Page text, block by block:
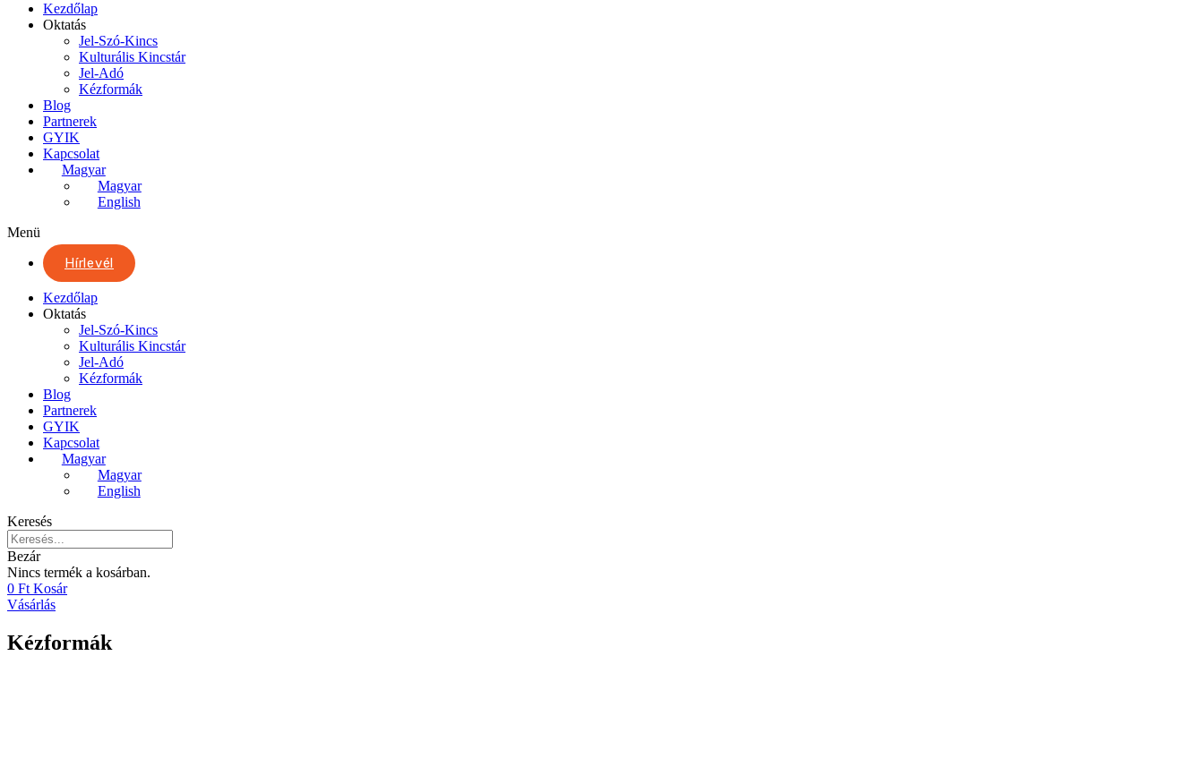
Kezdőlap
Oktatás
Jel-Szó-Kincs
Kulturális Kincstár
Jel-Adó
Kézformák
Blog
Partnerek
GYIK
Kapcsolat
Magyar
Magyar
English
Menü
Hírlevél
Kezdőlap
Oktatás
Jel-Szó-Kincs
Kulturális Kincstár
Jel-Adó
Kézformák
Blog
Partnerek
GYIK
Kapcsolat
Magyar
Magyar
English
Keresés
Bezár
Nincs termék a kosárban.
0 Ft Kosár
Vásárlás
Kézformák